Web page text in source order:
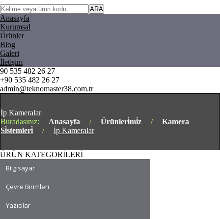
ARA
Anasayfa
Kurumsal
Ürünler
Blog
Galeri
İletişim
90 535 482 26 27
+90 535 482 26 27
admin@teknomaster38.com.tr
İp Kameralar
Buradasınız:
Anasayfa / Ürünleri̇mi̇z /
Kamera
Si̇stemleri̇
/ İp Kameralar
ÜRÜN KATEGORİLERİ
Bilgisayar
Çevre Birimleri
Yazıcılar